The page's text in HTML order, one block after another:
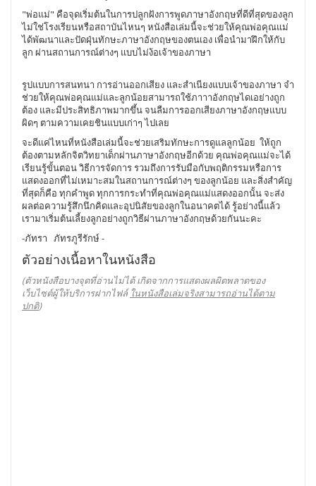
"พ่อแม่" คือจุดเริ่มต้นในการปลูกฝังการพูดภาษาอังกฤษที่ดีที่สุดของลูก
ไม่ใช่โรงเรียนหรือสถาบันไหนๆ หนังสือเล่มนี้จะช่วยให้คุณพ่อคุณแม่
ได้พัฒนาและปัดฝุ่นทักษะภาษาอังกฤษของตนเอง เพื่อนำมาฝึกให้กับ
ลูก ผ่านสถานการณ์ต่างๆ แบบไม่ง้อเจ้าของภาษา
รูปแบบการสนทนา การอ่านออกเสียง และสำเนียงแบบเจ้าของภาษา จำ
ช่วยให้คุณพ่อคุณแม่และลูกน้อยสามารถใช้ภาาาอังกฤษไดเอย่างถูก
ต้อง และมีประสิทธิภาพมากขึ้นจนลืมการออกเสียงภาษาอังกฤษแบบ
ผิดๆ ตามความเคยชินแบบเก่าๆ ไปเลย
จะดีแค่ไหนที่หนังสือเล่มนี้จะช่วยเสริมทักษะการดูแลลูกน้อย ให้ถูก
ต้องตามหลักจิตวิทยาเด็กผ่านภาษาอังกฤษอีกด้วย คุณพ่อคุณแม่จะได้
เรียนรู้ขั้นตอน วิธีการจัดการ รวมถึงการรับมือกับพฤติกรรมหรือการ
แสดงออกที่ไม่เหมาะสมในสถานการณ์ต่างๆ ของลูกน้อย และสิ่งสำคัญ
ที่สุดก็คือ ทุกคำพูด ทุกการกระทำที่คุณพ่อคุณแม่แสดงออกนั้น จะส่ง
ผลต่อความรู้สึกนึกคิดและอุปนิสัยของลูกในอนาคตได้ รู้อย่างนี้แล้ว
เรามาเริ่มต้นเลี้ยงลูกอย่างถูกวิธีผ่านภาษาอังกฤษด้วยกันนะคะ
-ภัทรา ภัทรภูรีรักษ์ -
ตัวอย่างเนื้อหาในหนังสือ
(ตัวหนังสือบางจุดที่อ่านไม่ได้ เกิดจากการแสดงผลผิดพลาดของ
เว็บไซต์ผู้ให้บริการฝากไฟล์ ในหนังสือเล่มจริงสามารถอ่านได้ตาม
ปกติ)